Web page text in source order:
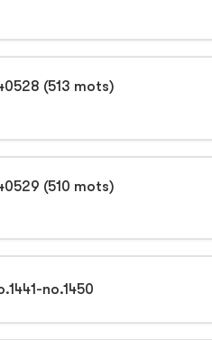
(513 mots)
(510 mots)
no.1450